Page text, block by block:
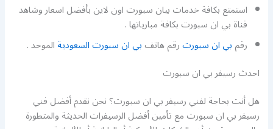
استمتع بكافة خدمات بيان سبورت اون لاين بأفضل اسعار وشاهد
قناة بي ان سبورت بكافة مبارياتها .
رقمبي ان سبورترقم هاتفبي ان سبورت السعوديةالموحد .
احدث رسيفر بي ان سبورت
هل أنت بحاجة لفني رسيفر بي ان سبورت؟ نحن نقدم أفضل فني
رسيفر بي ان سبورت مع تأمين أفضل الرسيفرات الحديثة والمتطورة